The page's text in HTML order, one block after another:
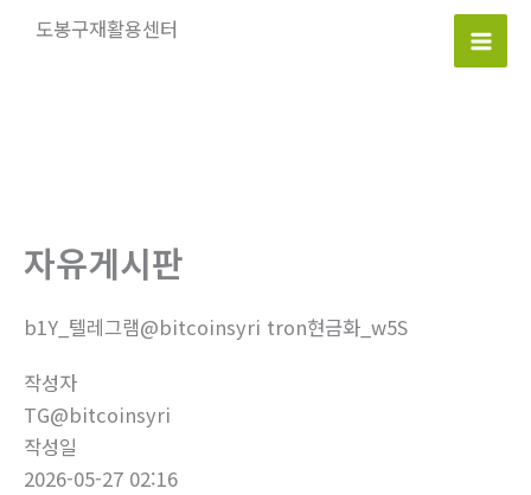
도봉구재활용센터
Main
자유게시판
b1Y_텔레그램@bitcoinsyri tron현금화_w5S
작성자
TG@bitcoinsyri
작성일
2026-05-27 02:16